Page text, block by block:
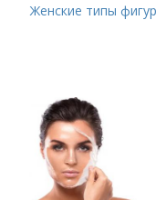
Женские типы